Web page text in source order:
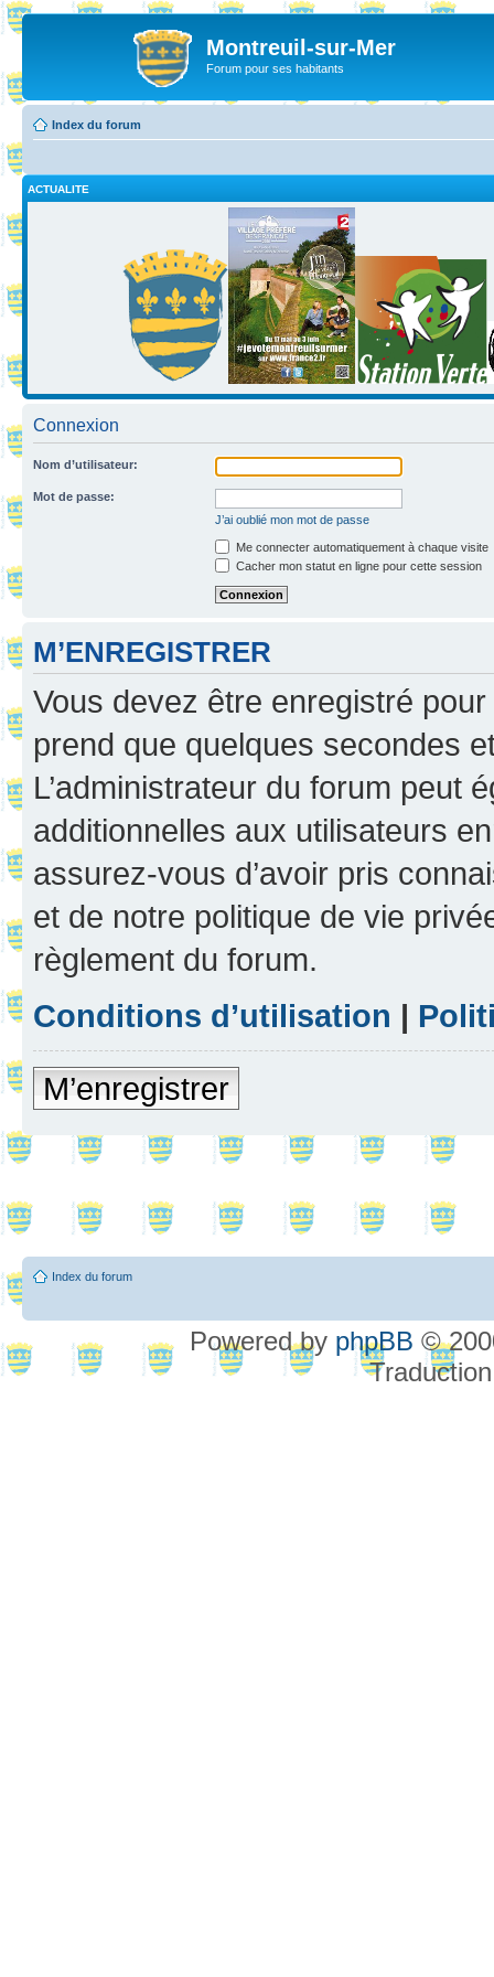
Montreuil-sur-Mer
Forum pour ses habitants
Index du forum
ACTUALITE
Connexion
Nom d’utilisateur:
Mot de passe:
J’ai oublié mon mot de passe
Me connecter automatiquement à chaque visite
Cacher mon statut en ligne pour cette session
M’ENREGISTRER
Vous devez être enregistré
prend que quelques secondes
L’administrateur du forum peut
additionnelles aux utilisateurs
assurez-vous d’avoir pris
et de notre politique de vie
règlement du forum.
Conditions d’utilisation |
M’enregistrer
Index du forum
Powered by phpBB ©